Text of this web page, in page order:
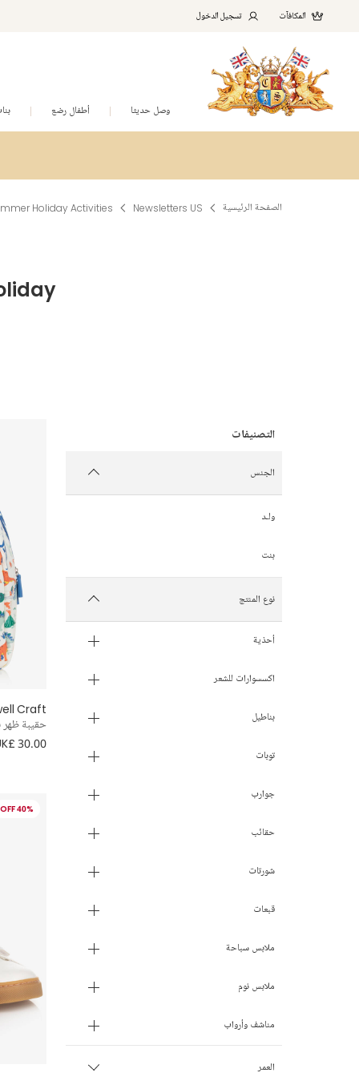
المكافآت تسجيل الدخول
وصل حديثا أطفال رضع
الصفحة الرئيسية Newsletters US
Holiday Activities
الجنس
ولـد
بنت
نوع المنتج
أحذية
اكسسوارات للشعر
بناطيل
توبات
جوارب
حقائب
شورتات
قبعات
ملابس سباحة
ملابس نوم
مناشف وأرواب
العمر
Craft
حقيبة ظهر
30.00
40% OFF